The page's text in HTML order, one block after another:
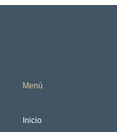
Menú
Inicio